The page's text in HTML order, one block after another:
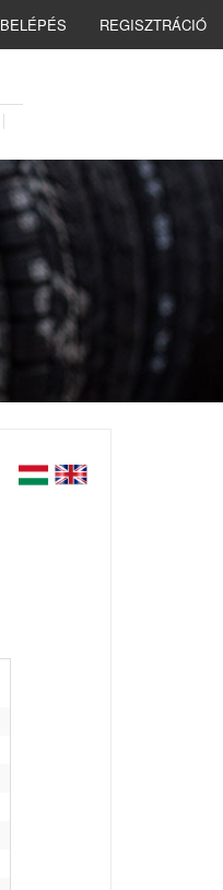
BELÉPÉS REGISZTRÁCIÓ